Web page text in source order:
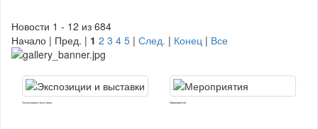
Новости 1 - 12 из 684
Начало | Пред. | 1 2 3 4 5 | След. | Конец | Все
Экспозиции и выставки Мероприятия